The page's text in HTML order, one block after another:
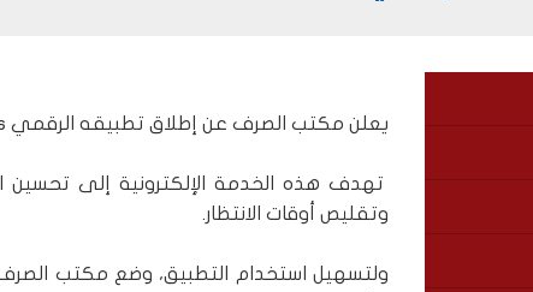
يعلن مكتب الصرف عن إطلاق تطبيقه الرقمي OC E-Rendez-Vous، المخصص لتنظيم وإدارة المواعيد.
تهدف هذه الخدمة الإلكترونية إلى تحسين
وتقليص أوقات الانتظار.
ولتسهيل استخدام التطبيق، وضع مكتب الصرف